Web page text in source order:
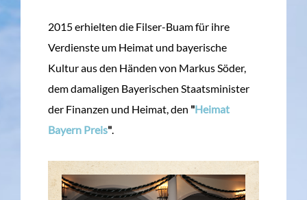
2015 erhielten die Filser-Buam für ihre
Verdienste um Heimat und bayerische
Kultur aus den Händen von Markus Söder,
dem damaligen Bayerischen Staatsminister
der Finanzen und Heimat, den "Heimat
Bayern Preis"